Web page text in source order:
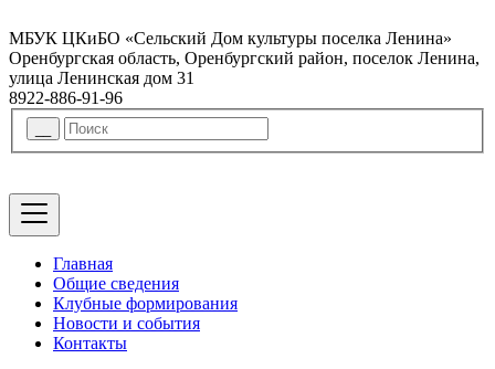
МБУК ЦКиБО «Сельский Дом культуры поселка Ленина»
Оренбургская область, Оренбургский район, поселок Ленина,
улица Ленинская дом 31
8922-886-91-96
Главная
Общие сведения
Клубные формирования
Новости и события
Контакты